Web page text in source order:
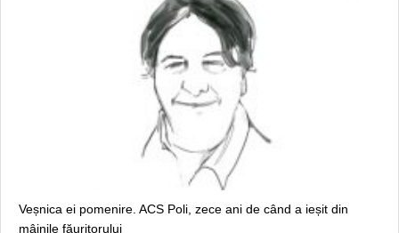
Veșnica ei pomenire. ACS Poli, zece ani de când a ieșit din
mâinile făuritorului